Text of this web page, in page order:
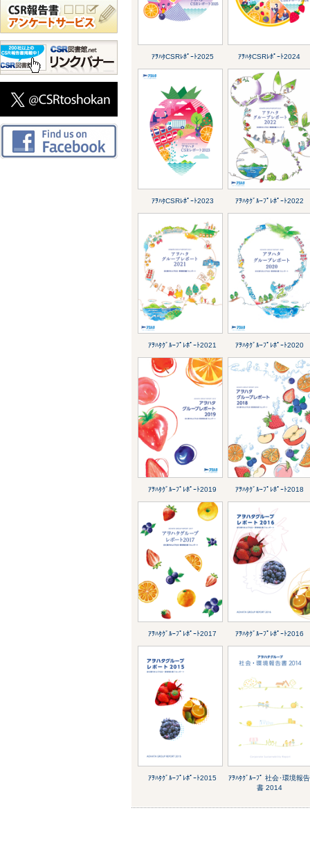
ｱｦﾊﾀCSRﾚﾎﾟｰﾄ2025 ｱｦﾊﾀCSRﾚﾎﾟｰﾄ2024
ｱｦﾊﾀCSRﾚﾎﾟｰﾄ2023 ｱｦﾊﾀｸﾞﾙｰﾌﾟﾚﾎﾟｰﾄ2022
ｱｦﾊﾀｸﾞﾙｰﾌﾟﾚﾎﾟｰﾄ2021 ｱｦﾊﾀｸﾞﾙｰﾌﾟﾚﾎﾟｰﾄ2020
ｱｦﾊﾀｸﾞﾙｰﾌﾟﾚﾎﾟｰﾄ2019 ｱｦﾊﾀｸﾞﾙｰﾌﾟﾚﾎﾟｰﾄ2018
ｱｦﾊﾀｸﾞﾙｰﾌﾟﾚﾎﾟｰﾄ2017 ｱｦﾊﾀｸﾞﾙｰﾌﾟﾚﾎﾟｰﾄ2016
ｱｦﾊﾀｸﾞﾙｰﾌﾟﾚﾎﾟｰﾄ2015
ｱｦﾊﾀｸﾞﾙｰﾌﾟ 社会･環境報告
書 2014